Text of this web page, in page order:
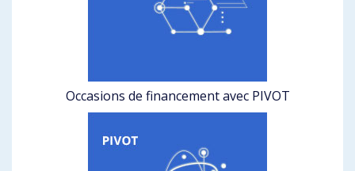
Occasions de financement avec PIVOT